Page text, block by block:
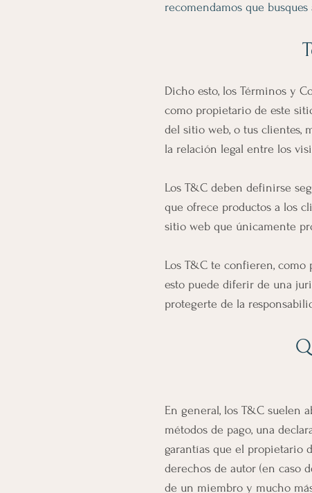
recomendamos que
Dicho esto, los Términos y
como propietario de este
del sitio web, o tus clientes,
la relación legal entre los
Los T&C deben definirse
que ofrece productos a los
sitio web que únicamente
Los T&C te confieren, como
esto puede diferir de una
protegerte de la
En general, los T&C suelen
métodos de pago, una
garantías que el propietario
derechos de autor (en caso
de un miembro y mucho